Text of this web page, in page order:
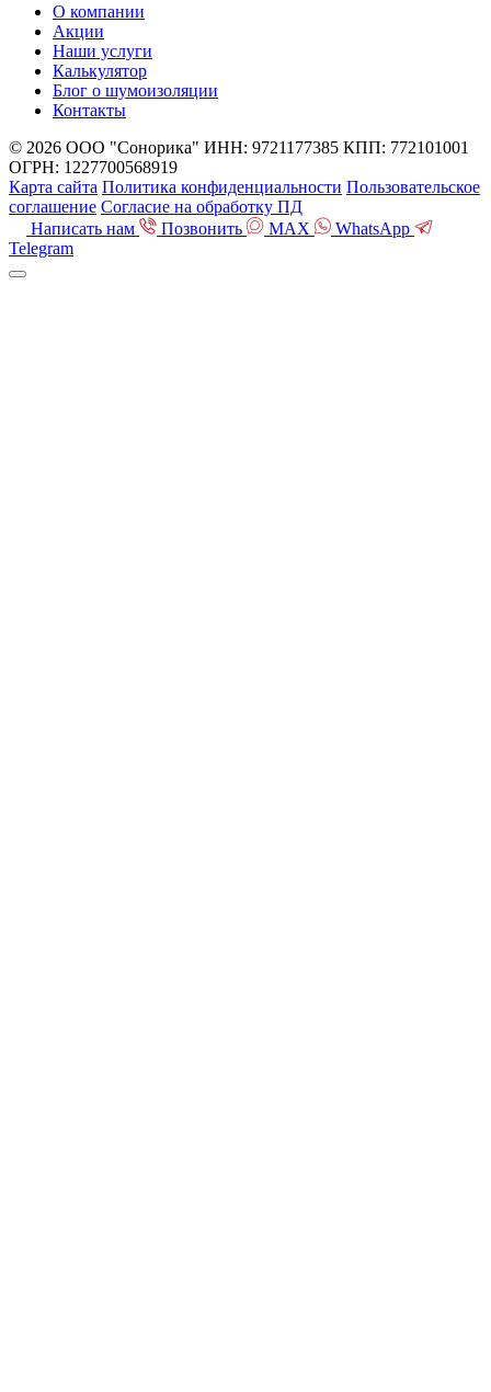
О компании
Акции
Наши услуги
Калькулятор
Блог о шумоизоляции
Контакты
© 2026 ООО "Сонорика" ИНН: 9721177385 КПП: 772101001
ОГРН: 1227700568919
Карта сайта Политика конфиденциальности Пользовательское
соглашение Согласие на обработку ПД
Написать нам
Позвонить MAX
WhatsApp
Telegram